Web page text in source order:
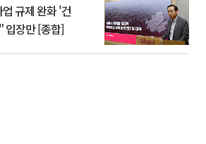
규제 완화 '건
장만 [종합]